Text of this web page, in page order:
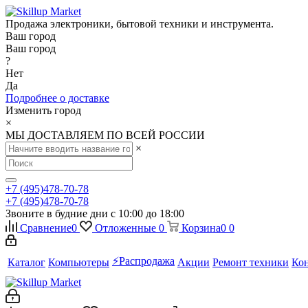
Продажа электроники, бытовой техники и инструмента.
Ваш город
Ваш город
?
Нет
Да
Подробнее о доставке
Изменить город
×
МЫ ДОСТАВЛЯЕМ ПО ВСЕЙ РОССИИ
×
+7 (495)478-70-78
+7 (495)478-70-78
Звоните в будние дни с 10:00 до 18:00
Сравнение0 Отложенные 0 Корзина0 0
Каталог Компьютеры ⚡️Распродажа Акции Ремонт техники